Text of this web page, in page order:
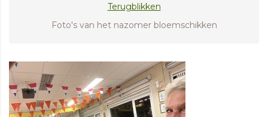
Terugblikken
Foto's van het nazomer bloemschikken